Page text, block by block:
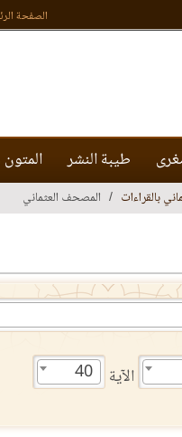
الصفحة
طيبة النشر
بالقراءات المصحف العثماني
الآية 40